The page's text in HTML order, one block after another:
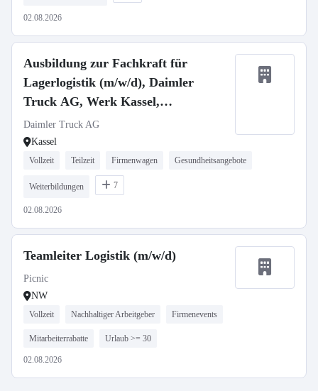
02.08.2026
Ausbildung zur Fachkraft für
Lagerlogistik (m/w/d), Daimler
Truck AG, Werk Kassel,
Ausbildungsbeginn 01.09.2027
Daimler Truck AG
Kassel
Vollzeit Teilzeit Firmenwagen Gesundheitsangebote
Weiterbildungen 7
02.08.2026
Teamleiter Logistik (m/w/d)
Picnic
NW
Vollzeit Nachhaltiger Arbeitgeber Firmenevents
Mitarbeiterrabatte Urlaub >= 30
02.08.2026